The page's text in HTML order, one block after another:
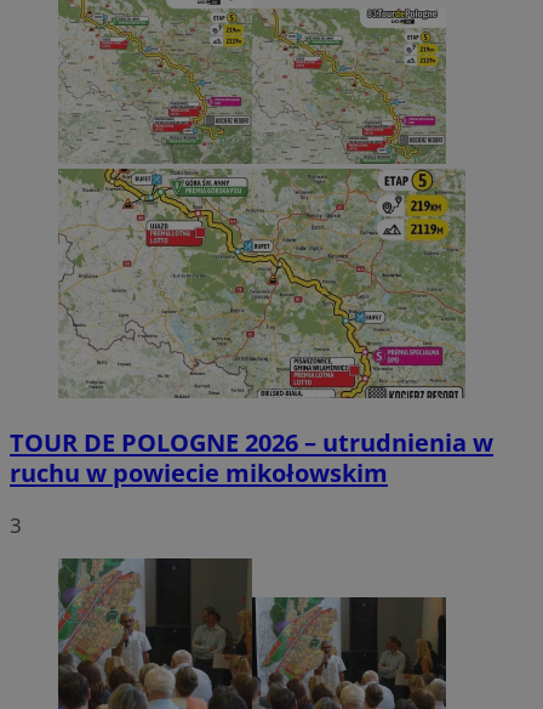
TOUR DE POLOGNE 2026 – utrudnienia w
ruchu w powiecie mikołowskim
3